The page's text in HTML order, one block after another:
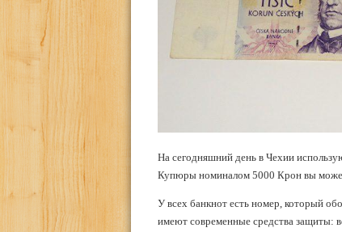
На сегодняшний день в Чехии
Купюры номиналом 5000 Крон вы
У всех банкнот есть номер, который
имеют современные средства защиты: